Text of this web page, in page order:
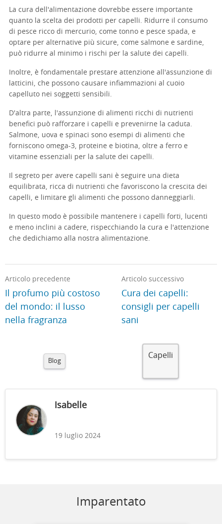
La cura dell'alimentazione dovrebbe essere importante
quanto la scelta dei prodotti per capelli. Ridurre il consumo
di pesce ricco di mercurio, come tonno e pesce spada, e
optare per alternative più sicure, come salmone e sardine,
può ridurre al minimo i rischi per la salute dei capelli.
Inoltre, è fondamentale prestare attenzione all'assunzione di
latticini, che possono causare infiammazioni al cuoio
capelluto nei soggetti sensibili.
D'altra parte, l'assunzione di alimenti ricchi di nutrienti
benefici può rafforzare i capelli e prevenirne la caduta.
Salmone, uova e spinaci sono esempi di alimenti che
forniscono omega-3, proteine e biotina, oltre a ferro e
vitamine essenziali per la salute dei capelli.
Il segreto per avere capelli sani è seguire una dieta
equilibrata, ricca di nutrienti che favoriscono la crescita dei
capelli, e limitare gli alimenti che possono danneggiarli.
In questo modo è possibile mantenere i capelli forti, lucenti
e meno inclini a cadere, rispecchiando la cura e l'attenzione
che dedichiamo alla nostra alimentazione.
Articolo precedente
Il profumo più costoso
del mondo: il lusso
nella fragranza
Articolo successivo
Cura dei capelli:
consigli per capelli
sani
Blog
Capelli
Isabelle
19 luglio 2024
Imparentato